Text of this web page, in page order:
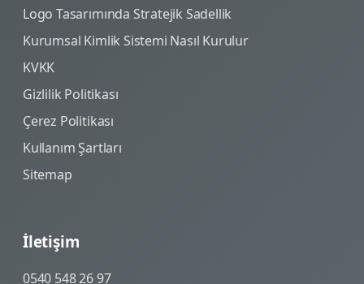
Logo Tasarımında Stratejik Sadellik
Kurumsal Kimlik Sistemi Nasıl Kurulur
KVKK
Gizlilik Politikası
Çerez Politikası
Kullanım Şartları
Sitemap
İletişim
0540 548 26 97